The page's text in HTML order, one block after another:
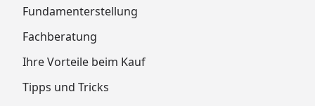
Fundamenterstellung
Fachberatung
Ihre Vorteile beim Kauf
Tipps und Tricks